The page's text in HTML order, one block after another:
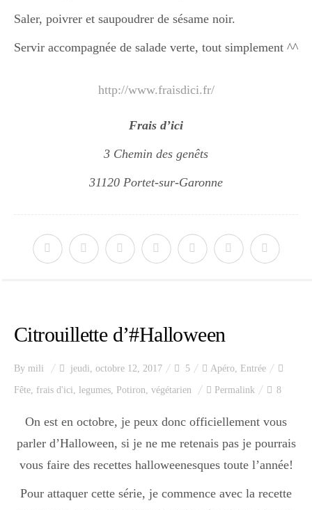
Saler, poivrer et saupoudrer de sésame noir.
Servir accompagnée de salade verte, tout simplement ^^
http://www.fraisdici.fr/
Frais d’ici
3 Chemin des genêts
31120 Portet-sur-Garonne
Citrouillette d’#Halloween
By mili jeudi, octobre 12, 2017 5 Apéro, Entrée
Fête, frais d'ici, legumes, Potiron, végétarien Permalink 8
On est en octobre, je peux donc officiellement vous
parler d’Halloween, si je ne me retenais pas je pourrais
vous faire des recettes halloweenesques toute l’année!
Pour attaquer cette série, je commence avec la recette